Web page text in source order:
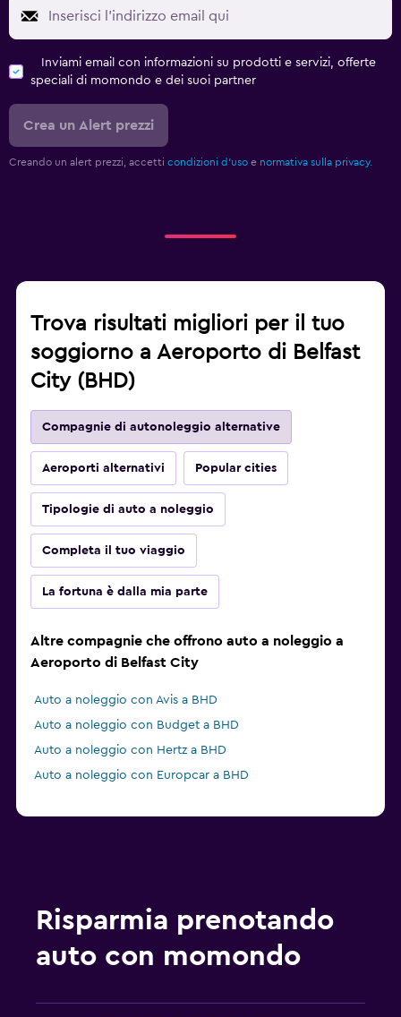
Inviami email con informazioni su prodotti e servizi, offerte
speciali di momondo e dei suoi partner
Crea un Alert prezzi
Creando un alert prezzi, accetti condizioni d'uso e normativa sulla privacy.
Trova risultati migliori per il tuo
soggiorno a Aeroporto di Belfast
City (BHD)
Compagnie di autonoleggio alternative
Aeroporti alternativi Popular cities
Tipologie di auto a noleggio
Completa il tuo viaggio
La fortuna è dalla mia parte
Altre compagnie che offrono auto a noleggio a
Aeroporto di Belfast City
Auto a noleggio con Avis a BHD
Auto a noleggio con Budget a BHD
Auto a noleggio con Hertz a BHD
Auto a noleggio con Europcar a BHD
Risparmia prenotando
auto con momondo